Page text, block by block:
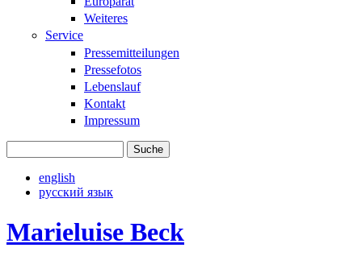
Weiteres
Service
Pressemitteilungen
Pressefotos
Lebenslauf
Kontakt
Impressum
english
русский язык
Marieluise Beck